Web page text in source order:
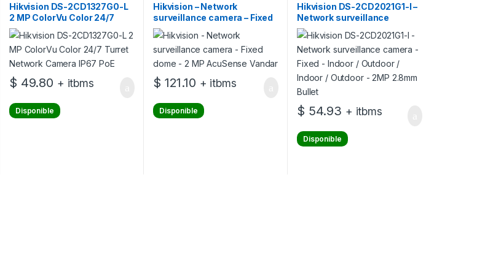
Hikvision DS-2CD1327G0-L
2 MP ColorVu Color 24/7
Turret Network Camera IP67
PoE
$ 49.80 + itbms
Disponible
Hikvision – Network
surveillance camera – Fixed
dome – 2 MP AcuSense
Vandar
$ 121.10 + itbms
Disponible
Hikvision DS-2CD2021G1-I –
Network surveillance
camera – Fixed – Indoor /
Outdoor / Indoor / Outdoor –
2MP 2.8mm Bullet
$ 54.93 + itbms
Disponible